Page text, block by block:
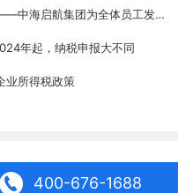
心系员工，情暖新春——中海启航集团为全体员工发放春节福利
年起，纳税申报大不同
业所得税政策
400-676-1688